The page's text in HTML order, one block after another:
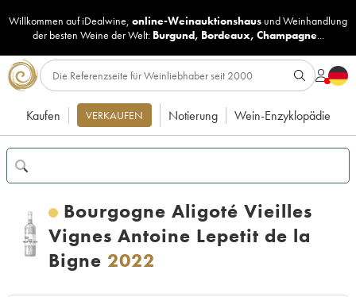
Willkommen auf iDealwine, online-Weinauktionshaus undWeinhandlung
der besten Weine der Welt: Burgund, Bordeaux, Champagne...
Kaufen VERKAUFEN Notierung Wein-Enzyklopädie
Bourgogne Aligoté Vieilles
Vignes Antoine Lepetit de la
Bigne 2022